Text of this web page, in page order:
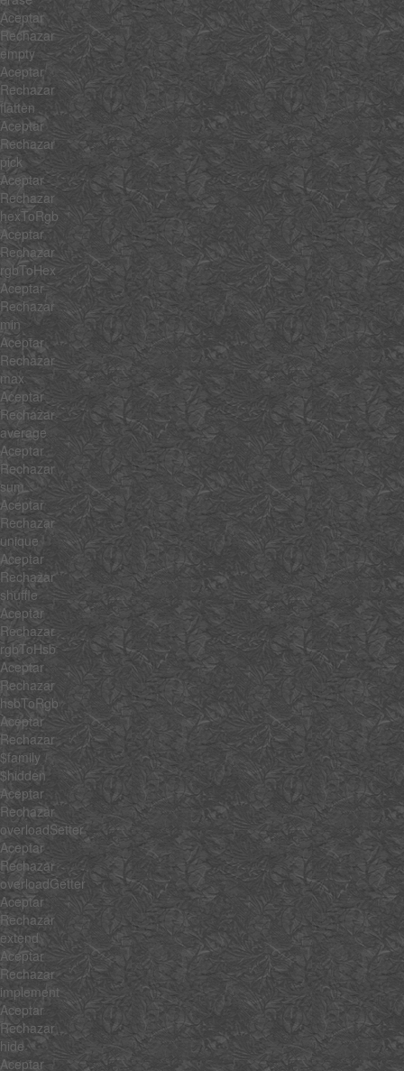
Aceptar
Rechazar
empty
Aceptar
Rechazar
flatten
Aceptar
Rechazar
pick
Aceptar
Rechazar
hexToRgb
Aceptar
Rechazar
rgbToHex
Aceptar
Rechazar
min
Aceptar
Rechazar
max
Aceptar
Rechazar
average
Aceptar
Rechazar
sum
Aceptar
Rechazar
unique
Aceptar
Rechazar
shuffle
Aceptar
Rechazar
rgbToHsb
Aceptar
Rechazar
hsbToRgb
Aceptar
Rechazar
$family
$hidden
Aceptar
Rechazar
overloadSetter
Aceptar
Rechazar
overloadGetter
Aceptar
Rechazar
extend
Aceptar
Rechazar
implement
Aceptar
Rechazar
hide
Aceptar